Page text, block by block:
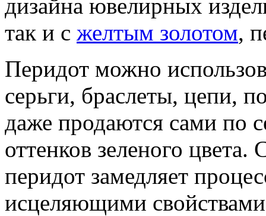
дизайна ювелирных
так и с желтым золотом,
Перидот можно
серьги, браслеты, цепи,
даже продаются сами по
оттенков зеленого
перидот замедляет
исцеляющими